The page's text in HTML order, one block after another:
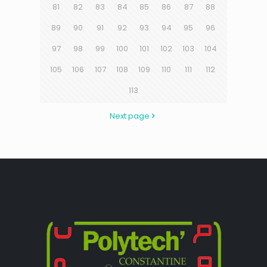
81 82 83 84 85 86 87
88
89
90 91 92 93 94 95
96
97
98 99 100 101 102 103
104
105
106 107 108 109 110 111
112
113
Next page